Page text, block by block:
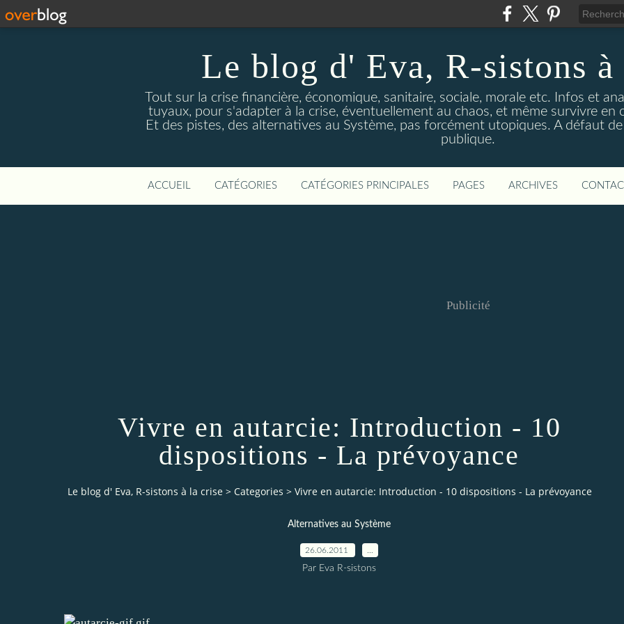
Le blog d' Eva, R-sistons à
Tout sur la crise financière, économique, sanitaire, sociale, morale etc. Infos et
tuyaux, pour s'adapter à la crise, éventuellement au chaos, et même survivre en
Et des pistes, des alternatives au Système, pas forcément utopiques. A défaut
publique.
ACCUEIL CATÉGORIES CATÉGORIES PRINCIPALES PAGES ARCHIVES
Publicité
Vivre en autarcie: Introduction - 10
dispositions - La prévoyance
Le blog d' Eva, R-sistons à la crise > Categories > Vivre en autarcie: Introduction - 10 dispositions - La prévoyance
Alternatives au Système
26.06.2011
Par Eva R-sistons